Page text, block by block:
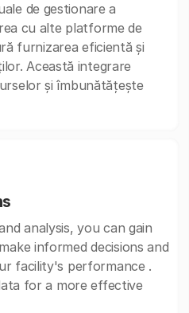
de gestionare a
cu alte platforme de
furnizarea eficientă și
Această integrare
și îmbunătățește
analysis, you can gain
informed decisions and
facility's performance .
for a more effective